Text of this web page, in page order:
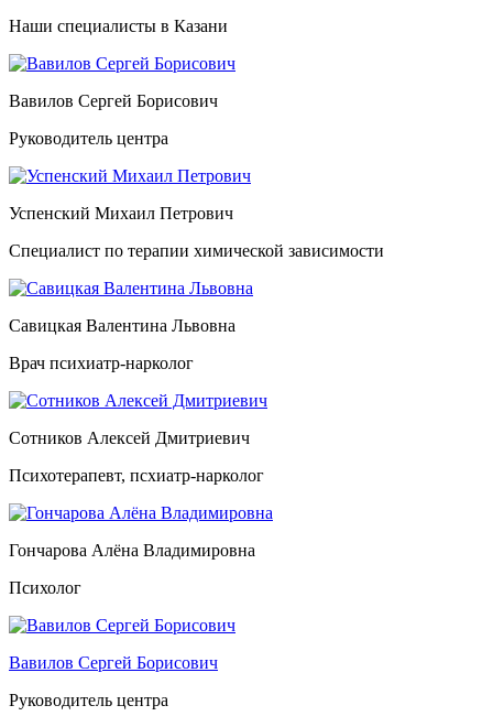
Наши специалисты в Казани
Вавилов Сергей Борисович
Руководитель центра
Успенский Михаил Петрович
Специалист по терапии химической зависимости
Савицкая Валентина Львовна
Врач психиатр-нарколог
Сотников Алексей Дмитриевич
Психотерапевт, псхиатр-нарколог
Гончарова Алёна Владимировна
Психолог
Вавилов Сергей Борисович
Руководитель центра